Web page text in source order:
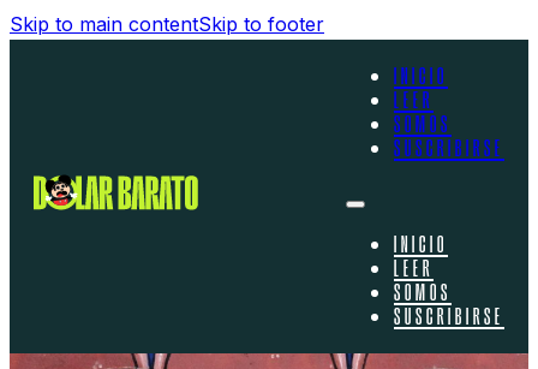
Skip to main contentSkip to footer
INICIO
LEER
SOMOS
SUSCRIBIRSE
INICIO
LEER
SOMOS
SUSCRIBIRSE